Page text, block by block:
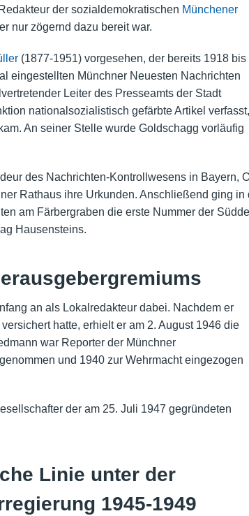
der sozialdemokratischen Münchener
nur zögernd dazu bereit war.
(1877-1951) vorgesehen, der bereits 1918 bis
eingestellten Münchner Neuesten Nachrichten
Leiter des Presseamts der Stadt
nationalsozialistisch gefärbte Artikel verfasst,
An seiner Stelle wurde Goldschagg vorläufig
des Nachrichten-Kontrollwesens in Bayern,
Rathaus ihre Urkunden. Anschließend ging
am Färbergraben die erste Nummer der
Hausensteins.
an als Lokalredakteur dabei. Nachdem er
hatte, erhielt er am 2. August 1946 die
war Reporter der Münchner
und 1940 zur Wehrmacht eingezogen
der am 25. Juli 1947 gegründeten
Linie unter der
1945-1949